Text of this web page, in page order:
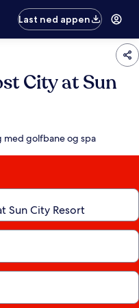
Last ned appen
City at Sun
med golfbane og spa